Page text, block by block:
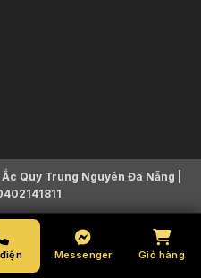
Quy Trung Nguyên Đà Nẵng |
Messenger Giỏ hàng